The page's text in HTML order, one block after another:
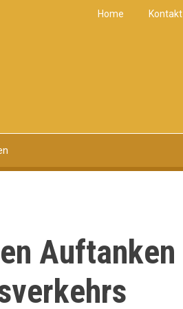
Home Kontakt
Auftanken